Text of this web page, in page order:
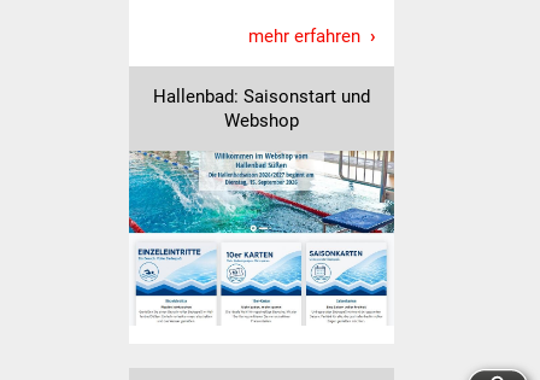
NETZMonitor
Ärzte und Apotheken
Pflege von Angehörigen
Hitzewarnung / UV-
Index
mehr erfahren
Hallenbad: Saisonstart und
Webshop